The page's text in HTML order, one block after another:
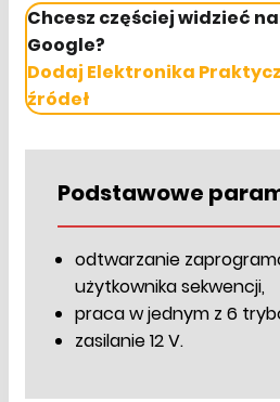
Chcesz częściej widzieć
Google?
Dodaj Elektronika
źródeł
Podstawowe
odtwarzanie
użytkownika sekwencji,
praca w jednym z 6
zasilanie 12 V.